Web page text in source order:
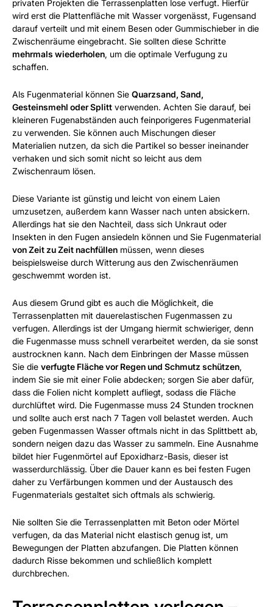
privaten Projekten die Terrassenplatten lose verfugt. Hierfür
wird erst die Plattenfläche mit Wasser vorgenässt, Fugensand
darauf verteilt und mit einem Besen oder Gummischieber in die
Zwischenräume eingebracht. Sie sollten diese Schritte
mehrmals wiederholen, um die optimale Verfugung zu
schaffen.
Als Fugenmaterial können Sie Quarzsand, Sand,
Gesteinsmehl oder Splitt verwenden. Achten Sie darauf, bei
kleineren Fugenabständen auch feinporigeres Fugenmaterial
zu verwenden. Sie können auch Mischungen dieser
Materialien nutzen, da sich die Partikel so besser ineinander
verhaken und sich somit nicht so leicht aus dem
Zwischenraum lösen.
Diese Variante ist günstig und leicht von einem Laien
umzusetzen, außerdem kann Wasser nach unten absickern.
Allerdings hat sie den Nachteil, dass sich Unkraut oder
Insekten in den Fugen ansiedeln können und Sie Fugenmaterial
von Zeit zu Zeit nachfüllen müssen, wenn dieses
beispielsweise durch Witterung aus den Zwischenräumen
geschwemmt worden ist.
Aus diesem Grund gibt es auch die Möglichkeit, die
Terrassenplatten mit dauerelastischen Fugenmassen zu
verfugen. Allerdings ist der Umgang hiermit schwieriger, denn
die Fugenmasse muss schnell verarbeitet werden, da sie sonst
austrocknen kann. Nach dem Einbringen der Masse müssen
Sie die verfugte Fläche vor Regen und Schmutz schützen,
indem Sie sie mit einer Folie abdecken; sorgen Sie aber dafür,
dass die Folien nicht komplett aufliegt, sodass die Fläche
durchlüftet wird. Die Fugenmasse muss 24 Stunden trocknen
und sollte auch erst nach 7 Tagen voll belastet werden. Auch
geben Fugenmassen Wasser oftmals nicht in das Splittbett ab,
sondern neigen dazu das Wasser zu sammeln. Eine Ausnahme
bildet hier Fugenmörtel auf Epoxidharz-Basis, dieser ist
wasserdurchlässig. Über die Dauer kann es bei festen Fugen
daher zu Verfärbungen kommen und der Austausch des
Fugenmaterials gestaltet sich oftmals als schwierig.
Nie sollten Sie die Terrassenplatten mit Beton oder Mörtel
verfugen, da das Material nicht elastisch genug ist, um
Bewegungen der Platten abzufangen. Die Platten können
dadurch Risse bekommen und schließlich komplett
durchbrechen.